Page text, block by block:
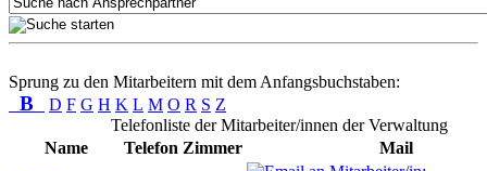
Sprung zu den Mitarbeitern mit dem Anfangsbuchstaben:
B D F G H K L M O R S Z
Telefonliste der Mitarbeiter/innen der Verwaltung
Name
Telefon Zimmer
Mail